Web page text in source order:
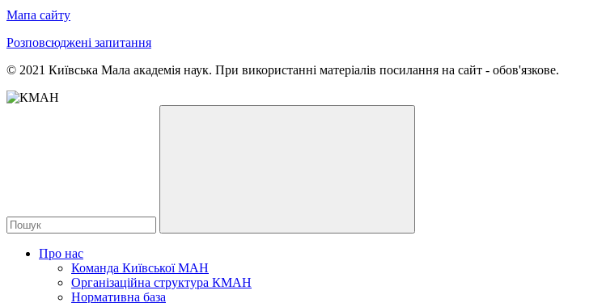
Мапа сайту
Розповсюджені запитання
© 2021 Київська Мала академія наук. При використанні матеріалів посилання на сайт - обов'язкове.
Про нас
Команда Київської МАН
Організаційна структура КМАН
Нормативна база